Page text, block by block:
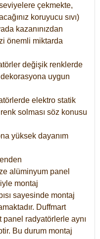
çekmekte,
koruyucu sıvı)
kazanınızdan
önemli miktarda
değişik renklerde
uygun
elektro statik
solması söz konusu
yüksek dayanım
alüminyum panel
montaj
sayesinde montaj
Duffmart
radyatörlerle aynı
Bu durum montaj